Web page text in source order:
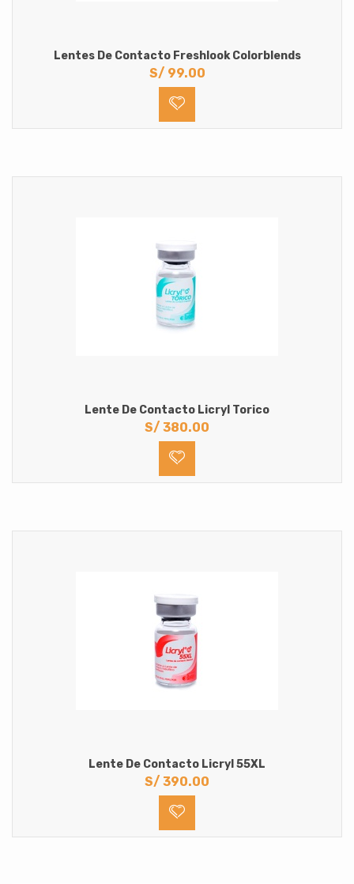
Lentes De Contacto Freshlook Colorblends
S/ 99.00
Lente De Contacto Licryl Torico
S/ 380.00
Lente De Contacto Licryl 55XL
S/ 390.00